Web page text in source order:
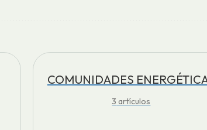
COMUNIDADES
3 artículos